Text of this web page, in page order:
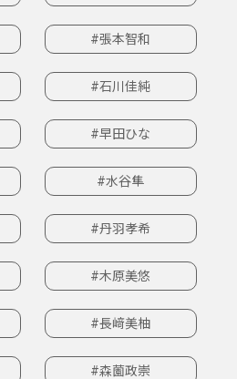
#張本智和
#石川佳純
#早田ひな
#水谷隼
#丹羽孝希
#木原美悠
#長﨑美柚
#森薗政崇